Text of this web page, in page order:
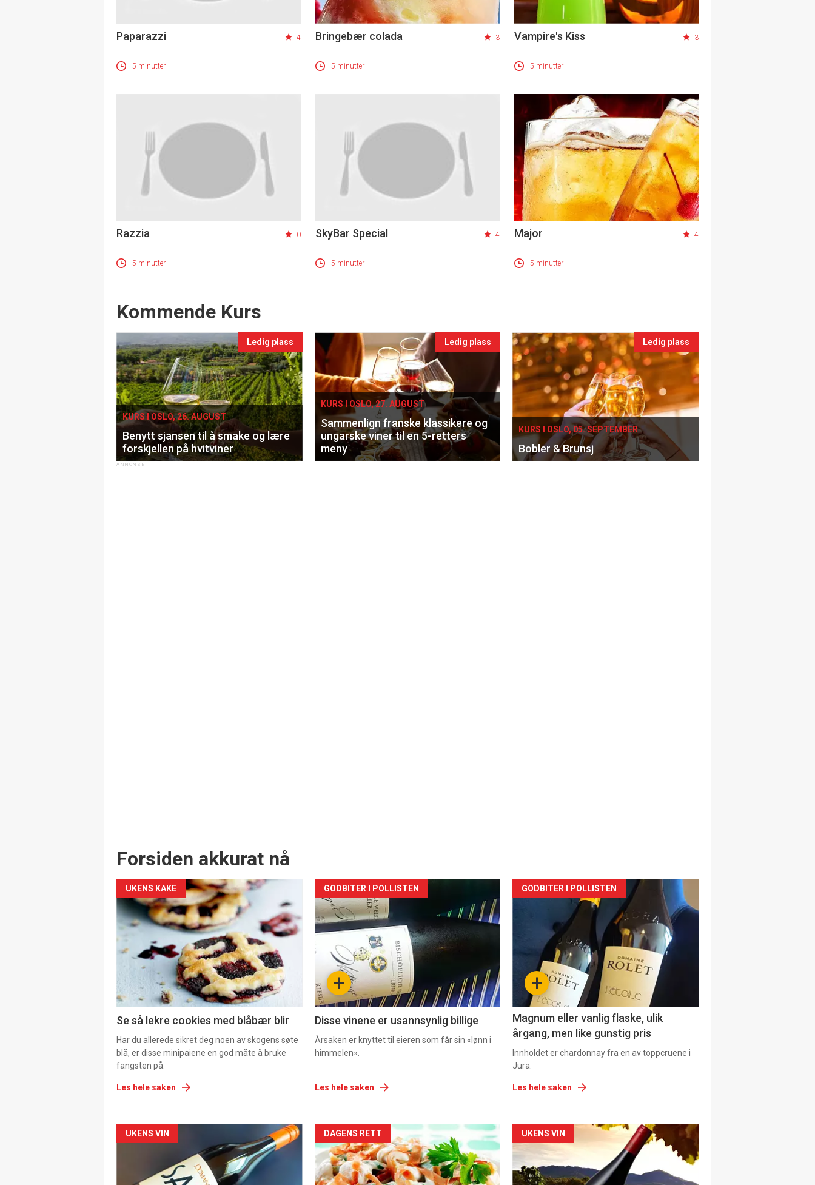
Paparazzi 4
5 minutter
Bringebær colada 3
5 minutter
Vampire's Kiss 3
5 minutter
Razzia 0
5 minutter
SkyBar Special 4
5 minutter
Major 4
5 minutter
Events
Kommende Kurs
Ledig plass
KURS I OSLO, 26. AUGUST
Benytt sjansen til å smake og lære
forskjellen på hvitviner
Ledig plass
KURS I OSLO, 27. AUGUST
Sammenlign franske klassikere og
ungarske viner til en 5-retters
meny
Ledig plass
KURS I OSLO, 05. SEPTEMBER
Bobler & Brunsj
Forsiden akkurat nå
UKENS KAKE
Se så lekre cookies med blåbær blir
Har du allerede sikret deg noen av skogens søte
blå, er disse minipaiene en god måte å bruke
fangsten på.
Les hele saken
Forsiden
akkurat
nå
2 +
GODBITER I POLLISTEN
Disse vinene er usannsynlig billige
Årsaken er knyttet til eieren som får sin «lønn i
himmelen».
Les hele saken
Forsiden
akkurat
+
GODBITER I POLLISTEN
Magnum eller vanlig flaske, ulik
årgang, men like gunstig pris
Innholdet er chardonnay fra en av toppcruene i
Jura.
Les hele saken
Forsiden
akkurat
UKENS VIN
Forsiden
akkurat
DAGENS RETT
Forsiden
akkurat
UKENS VIN